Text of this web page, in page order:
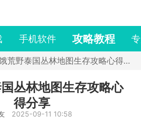
手机软件 攻略教程
荒野泰国丛林地图生存攻略心得分
丛林地图生存攻略心
得分享
2025-09-11 10:58